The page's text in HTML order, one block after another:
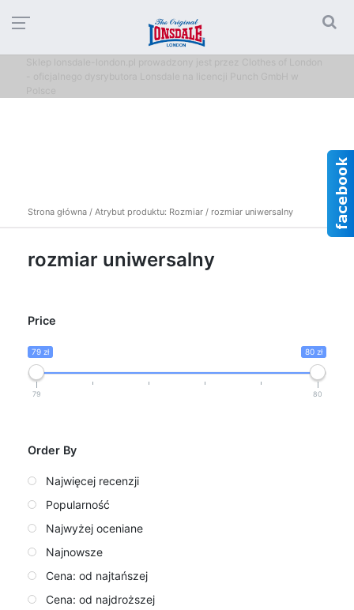
Strona główna / Atrybut produktu: Rozmiar / rozmiar uniwersalny
rozmiar uniwersalny
Price
79 zł 80 zł
79 80
Order By
Najwięcej recenzji
Popularność
Najwyżej oceniane
Najnowsze
Cena: od najtańszej
Cena: od najdroższej